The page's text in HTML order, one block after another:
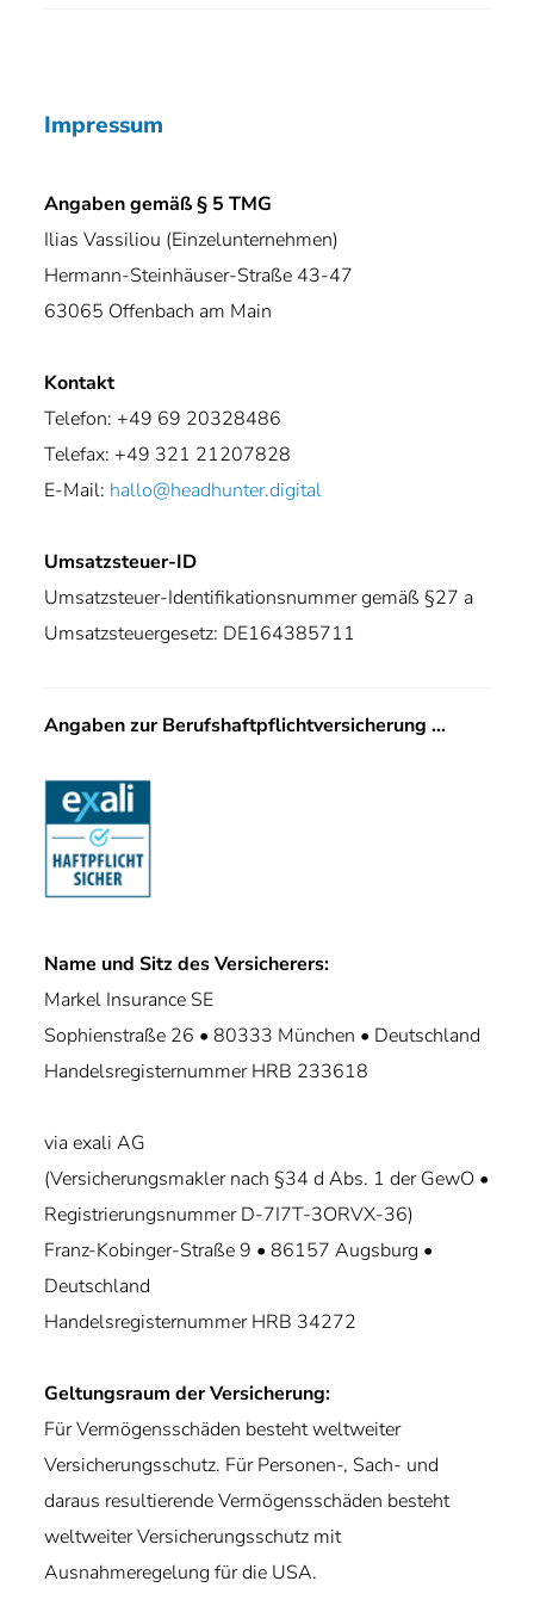
Impressum
Angaben gemäß § 5 TMG
Ilias Vassiliou (Einzelunternehmen)
Hermann-Steinhäuser-Straße 43-47
63065 Offenbach am Main
Kontakt
Telefon: +49 69 20328486
Telefax: +49 321 21207828
E-Mail: hallo@headhunter.digital
Umsatzsteuer-ID
Umsatzsteuer-Identifikationsnummer gemäß §27 a
Umsatzsteuergesetz: DE164385711
Angaben zur Berufshaftpflichtversicherung ...
Name und Sitz des Versicherers:
Markel Insurance SE
Sophienstraße 26 • 80333 München • Deutschland
Handelsregisternummer HRB 233618
via exali AG
(Versicherungsmakler nach §34 d Abs. 1 der GewO •
Registrierungsnummer D-7I7T-3ORVX-36)
Franz-Kobinger-Straße 9 • 86157 Augsburg •
Deutschland
Handelsregisternummer HRB 34272
Geltungsraum der Versicherung:
Für Vermögensschäden besteht weltweiter
Versicherungsschutz. Für Personen-, Sach- und
daraus resultierende Vermögensschäden besteht
weltweiter Versicherungsschutz mit
Ausnahmeregelung für die USA.